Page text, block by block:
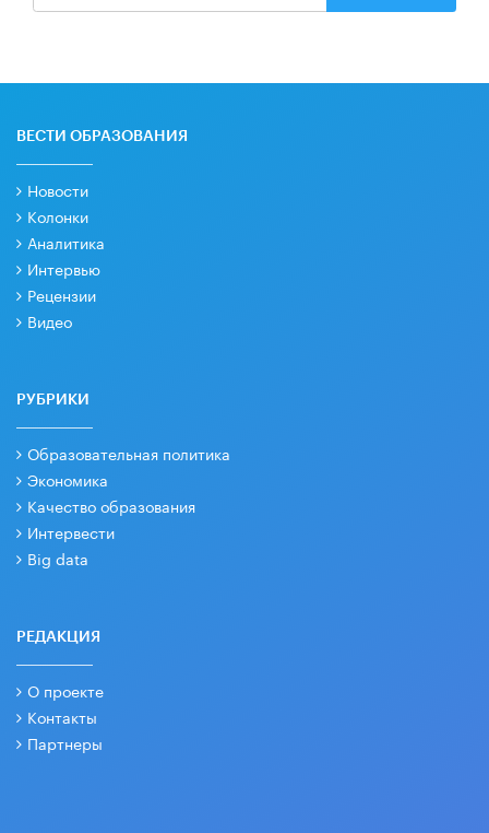
ВЕСТИ ОБРАЗОВАНИЯ
Новости
Колонки
Аналитика
Интервью
Рецензии
Видео
РУБРИКИ
Образовательная политика
Экономика
Качество образования
Интервести
Big data
РЕДАКЦИЯ
О проекте
Контакты
Партнеры